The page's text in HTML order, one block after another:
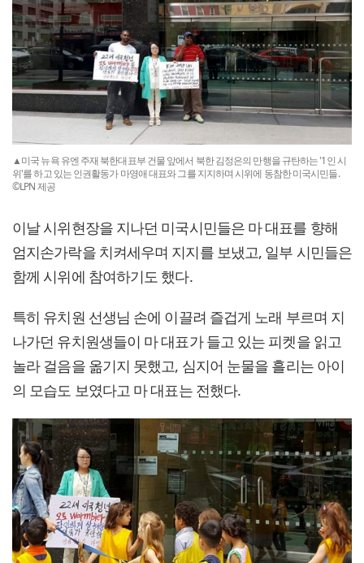
▲미국 뉴욕 유엔 주재 북한대표부 건물 앞에서 북한 김정은의 만행을 규탄하는 '1인 시
위'를 하고 있는 인권활동가 마영애 대표와 그를 지지하며 시위에 동참한 미국시민들.
©LPN 제공
이날 시위현장을 지나던 미국시민들은 마 대표를 향해
엄지손가락을 치켜세우며 지지를 보냈고, 일부 시민들은
함께 시위에 참여하기도 했다.
특히 유치원 선생님 손에 이끌려 즐겁게 노래 부르며 지
나가던 유치원생들이 마 대표가 들고 있는 피켓을 읽고
놀라 걸음을 옮기지 못했고, 심지어 눈물을 흘리는 아이
의 모습도 보였다고 마 대표는 전했다.